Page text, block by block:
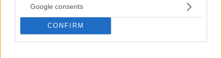
Google consents
CONFIRM
Ein neuer gastro-kultureller Gemeinschaftsraum wurde mit